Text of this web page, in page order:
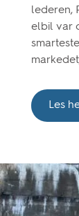
lederen,
elbil var
Les